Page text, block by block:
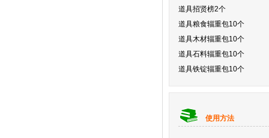
道具招贤榜2个
道具粮食辎重包10个
道具木材辎重包10个
道具石料辎重包10个
道具铁锭辎重包10个
使用方法